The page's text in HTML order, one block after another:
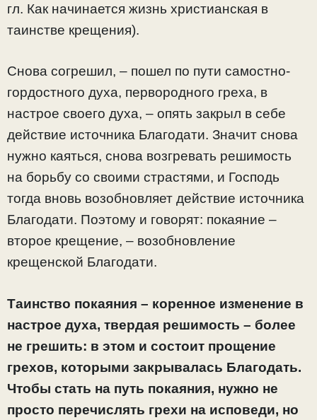
гл. Как начинается жизнь христианская в
таинстве крещения).
Снова согрешил, – пошел по пути самостно-
гордостного духа, первородного греха, в
настрое своего духа, – опять закрыл в себе
действие источника Благодати. Значит снова
нужно каяться, снова возгревать решимость
на борьбу со своими страстями, и Господь
тогда вновь возобновляет действие источника
Благодати. Поэтому и говорят: покаяние –
второе крещение, – возобновление
крещенской Благодати.
Таинство покаяния – коренное изменение в
настрое духа, твердая решимость – более
не грешить: в этом и состоит прощение
грехов, которыми закрывалась Благодать.
Чтобы стать на путь покаяния, нужно не
просто перечислять грехи на исповеди, но